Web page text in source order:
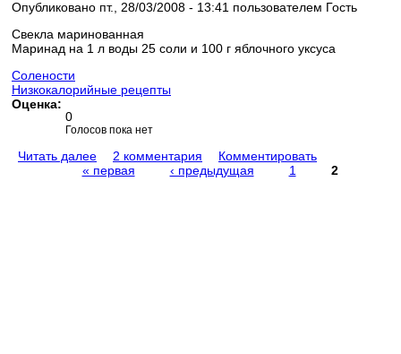
Опубликовано пт., 28/03/2008 - 13:41 пользователем Гость
Свекла маринованная
Маринад на 1 л воды 25 соли и 100 г яблочного уксуса
Солености
Низкокалорийные рецепты
Оценка:
0
Голосов пока нет
Читать далее 2 комментария Комментировать
« первая ‹ предыдущая 1 2